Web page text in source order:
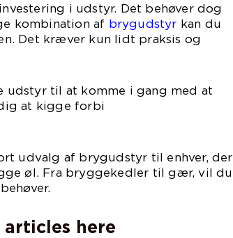
i udstyr. Det behøver dog
kombination af brygudstyr kan du
Det kræver kun lidt praksis og
til at komme i gang med at
at kigge forbi
udvalg af brygudstyr til enhver, der
øl. Fra bryggekedler til gær, vil du
articles here